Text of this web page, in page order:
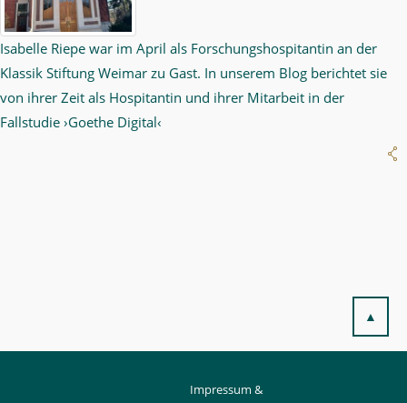
Isabelle Riepe war im April als Forschungshospitantin an der
Klassik Stiftung Weimar zu Gast. In unserem Blog berichtet sie
von ihrer Zeit als Hospitantin und ihrer Mitarbeit in der
Fallstudie ›Goethe Digital‹
▲
Impressum &